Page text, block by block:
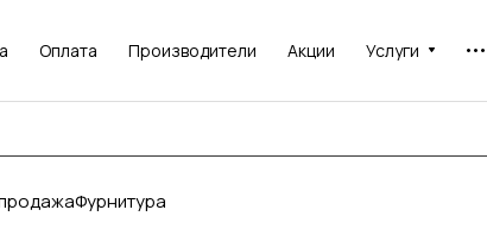
Оплата Производители Акции Услуги
Фурнитура